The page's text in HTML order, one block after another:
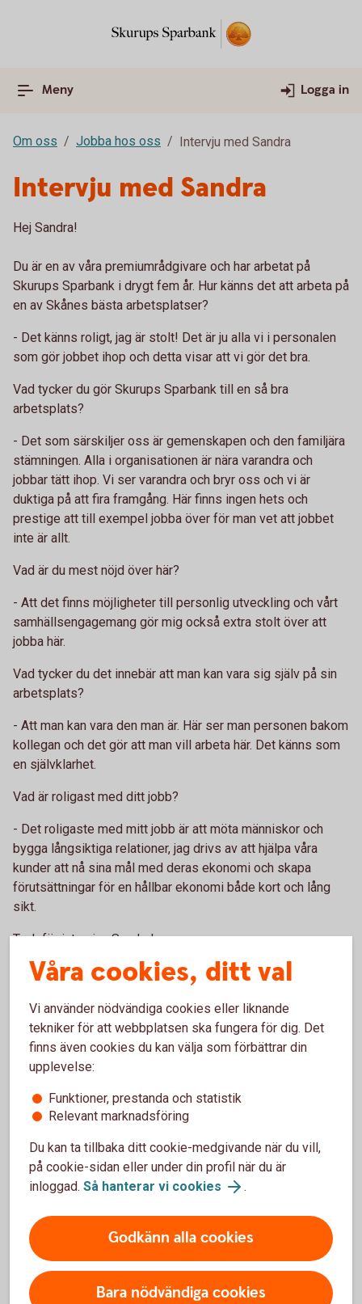
Meny Logga in
Om oss Jobba hos oss Intervju med Sandra
Intervju med Sandra
Hej Sandra!
Du är en av våra premiumrådgivare och har arbetat på
Skurups Sparbank i drygt fem år. Hur känns det att arbeta på
en av Skånes bästa arbetsplatser?
- Det känns roligt, jag är stolt! Det är ju alla vi i personalen
som gör jobbet ihop och detta visar att vi gör det bra.
Vad tycker du gör Skurups Sparbank till en så bra
arbetsplats?
- Det som särskiljer oss är gemenskapen och den familjära
stämningen. Alla i organisationen är nära varandra och
jobbar tätt ihop. Vi ser varandra och bryr oss och vi är
duktiga på att fira framgång. Här finns ingen hets och
prestige att till exempel jobba över för man vet att jobbet
inte är allt.
Vad är du mest nöjd över här?
- Att det finns möjligheter till personlig utveckling och vårt
samhällsengagemang gör mig också extra stolt över att
jobba här.
Vad tycker du det innebär att man kan vara sig själv på sin
arbetsplats?
- Att man kan vara den man är. Här ser man personen bakom
kollegan och det gör att man vill arbeta här. Det känns som
en självklarhet.
Vad är roligast med ditt jobb?
- Det roligaste med mitt jobb är att möta människor och
bygga långsiktiga relationer, jag drivs av att hjälpa våra
kunder att nå sina mål med deras ekonomi och skapa
förutsättningar för en hållbar ekonomi både kort och lång
sikt.
Tack för intervjun Sandra!
Våra cookies, ditt val
Vi använder nödvändiga cookies eller liknande
tekniker för att webbplatsen ska fungera för dig. Det
finns även cookies du kan välja som förbättrar din
upplevelse:
Funktioner, prestanda och statistik
Relevant marknadsföring
Du kan ta tillbaka ditt cookie-medgivande när du vill,
på cookie-sidan eller under din profil när du är
inloggad. Så hanterar vi cookies .
Godkänn alla cookies
Bara nödvändiga cookies